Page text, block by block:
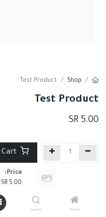
Price:
5.00
Home
Search
Shop
Test Product
Test Product
5.00
Add to Cart
إضافة إلى قائمة الأمنيات